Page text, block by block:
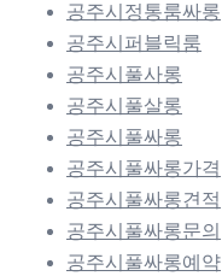
공주시정통룸싸롱
공주시퍼블릭룸
공주시풀사롱
공주시풀살롱
공주시풀싸롱
공주시풀싸롱가격
공주시풀싸롱견적
공주시풀싸롱문의
공주시풀싸롱예약